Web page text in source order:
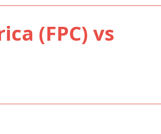
(FPC) vs